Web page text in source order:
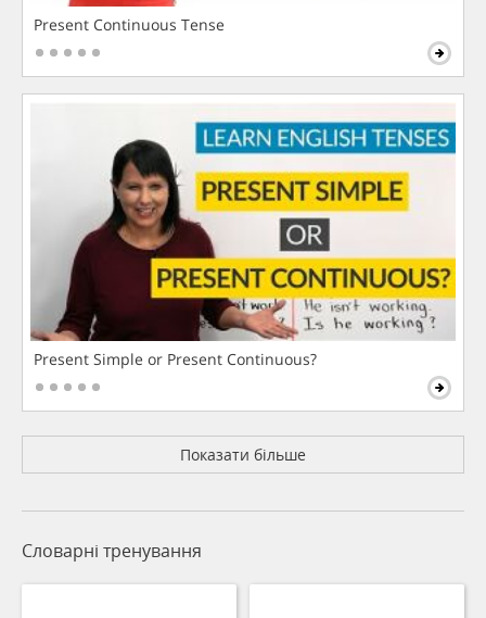
Present Continuous Tense
Present Simple or Present Continuous?
Показати більше
Словарні тренування